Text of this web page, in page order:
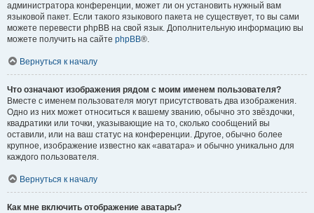
администратора конференции, может ли он установить нужный вам
языковой пакет. Если такого языкового пакета не существует, то вы сами
можете перевести phpBB на свой язык. Дополнительную информацию вы
можете получить на сайте phpBB®.
Вернуться к началу
Что означают изображения рядом с моим именем пользователя?
Вместе с именем пользователя могут присутствовать два изображения.
Одно из них может относиться к вашему званию, обычно это звёздочки,
квадратики или точки, указывающие на то, сколько сообщений вы
оставили, или на ваш статус на конференции. Другое, обычно более
крупное, изображение известно как «аватара» и обычно уникально для
каждого пользователя.
Вернуться к началу
Как мне включить отображение аватары?